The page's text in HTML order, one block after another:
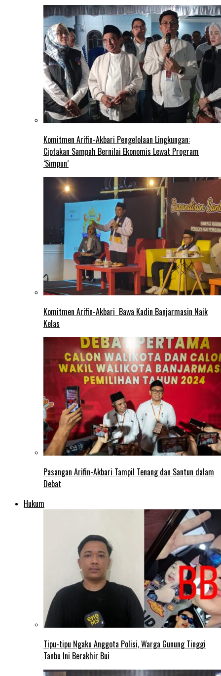
Komitmen Arifin-Akbari Pengelolaan Lingkungan:
Ciptakan Sampah Bernilai Ekonomis Lewat Program
‘Simpun’
Komitmen Arifin-Akbari Bawa Kadin Banjarmasin Naik
Kelas
Pasangan Arifin-Akbari Tampil Tenang dan Santun dalam
Debat
Hukum
Tipu-tipu Ngaku Anggota Polisi, Warga Gunung Tinggi
Tanbu Ini Berakhir Bui